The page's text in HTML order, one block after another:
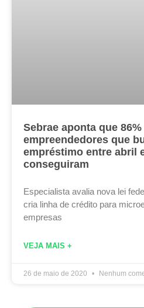
Sebrae aponta que
empreendedores que
empréstimo entre abril
conseguiram
Especialista avalia nova lei
cria linha de crédito para
empresas
VEJA MAIS +
26 de maio de 2020 Nenhum